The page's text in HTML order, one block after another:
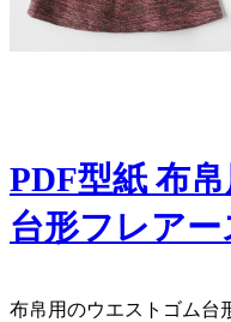
PDF型紙 布
台形フレア
布帛用のウエストゴム台